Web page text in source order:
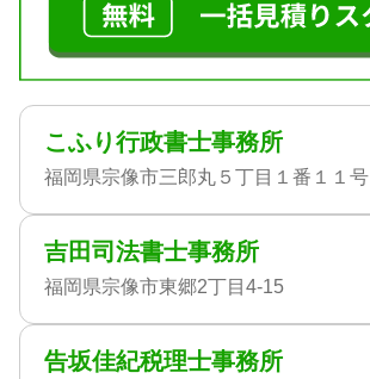
こふり行政書士事務所
福岡県宗像市三郎丸５丁目１番１１号
吉田司法書士事務所
福岡県宗像市東郷2丁目4-15
告坂佳紀税理士事務所